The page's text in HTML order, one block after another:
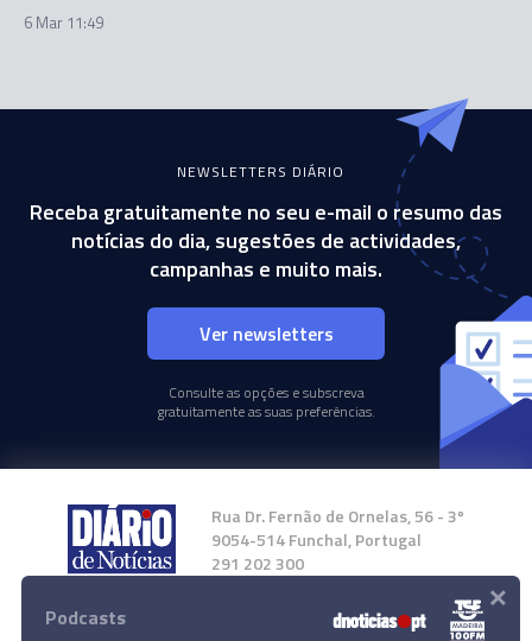
6 Mar 11:49
NEWSLETTERS DIÁRIO
Receba gratuitamente no seu e-mail o resumo das
notícias do dia, sugestões de actividades,
campanhas e muito mais.
Ver newsletters
Consulte as opções e subscreva
gratuitamente as suas preferências.
Rua Dr. Fernão de Ornelas, 56 - 3º
9054-514 Funchal, Portugal
291 202 300
Instale a nossa App
Podcasts ×